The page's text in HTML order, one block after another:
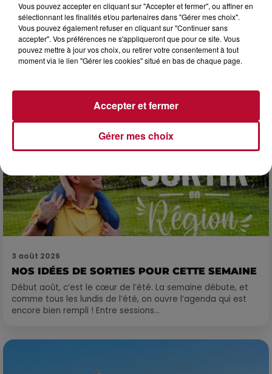
3 août 2026
SOIRÉE DJ PLAYA
3 août 2026
NOS IDÉES DE SORTIES POUR CETTE SEMAINE
Début août, c’est le cœur de l’été. La semaine débute, et
comme tous les lundis de l’été, on ouvre l’agenda qui est
encore bien rempli ! Entre sessions...
Vous pouvez accepter en cliquant sur "Accepter et fermer", ou affiner en
sélectionnant les finalités et/ou partenaires dans "Gérer mes choix".
Vous pouvez également refuser en cliquant sur "Continuer sans
accepter". Vos préférences ne s'appliqueront que pour ce site. Vous
pouvez mettre à jour vos choix, ou retirer votre consentement à tout
moment via le lien "Gérer les cookies" situé en bas de chaque page.
Gérer mes choix
Accepter et fermer